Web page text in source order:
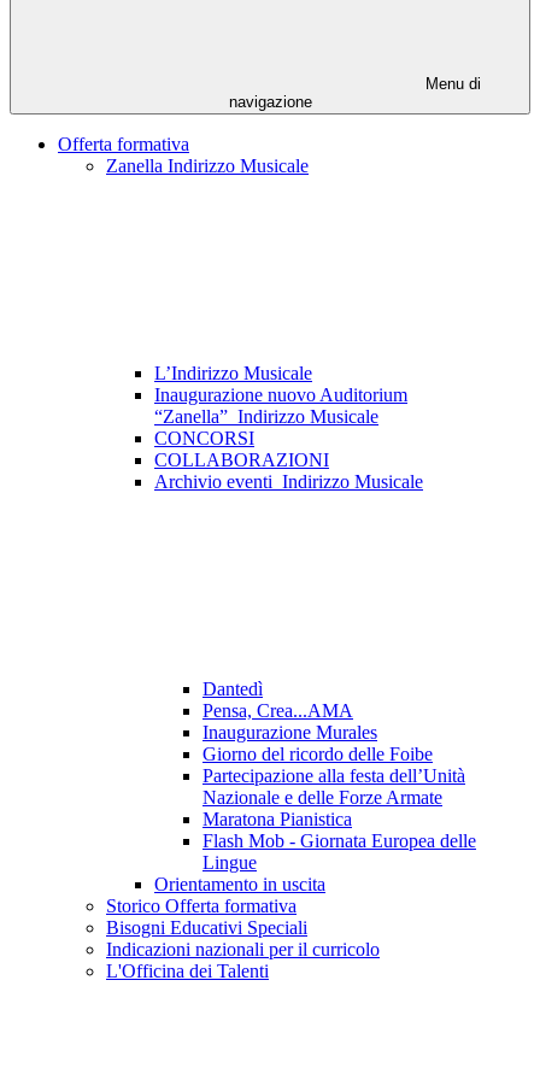
Menu di
navigazione
Offerta formativa
Zanella Indirizzo Musicale
L’Indirizzo Musicale
Inaugurazione nuovo Auditorium
“Zanella”_Indirizzo Musicale
CONCORSI
COLLABORAZIONI
Archivio eventi_Indirizzo Musicale
Dantedì
Pensa, Crea...AMA
Inaugurazione Murales
Giorno del ricordo delle Foibe
Partecipazione alla festa dell’Unità
Nazionale e delle Forze Armate
Maratona Pianistica
Flash Mob - Giornata Europea delle
Lingue
Orientamento in uscita
Storico Offerta formativa
Bisogni Educativi Speciali
Indicazioni nazionali per il curricolo
L'Officina dei Talenti